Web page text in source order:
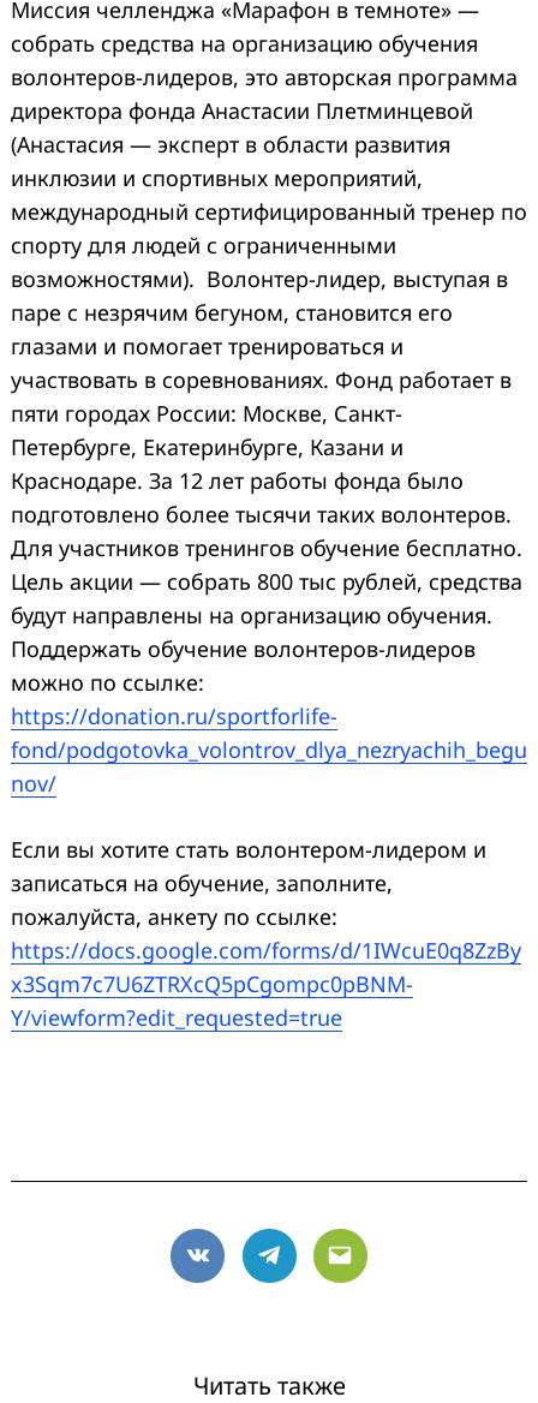
Миссия челленджа «Марафон в темноте» —
собрать средства на организацию обучения
волонтеров-лидеров, это авторская программа
директора фонда Анастасии Плетминцевой
(Анастасия — эксперт в области развития
инклюзии и спортивных мероприятий,
международный сертифицированный тренер по
спорту для людей с ограниченными
возможностями). Волонтер-лидер, выступая в
паре с незрячим бегуном, становится его
глазами и помогает тренироваться и
участвовать в соревнованиях. Фонд работает в
пяти городах России: Москве, Санкт-
Петербурге, Екатеринбурге, Казани и
Краснодаре. За 12 лет работы фонда было
подготовлено более тысячи таких волонтеров.
Для участников тренингов обучение бесплатно.
Цель акции — собрать 800 тыс рублей, средства
будут направлены на организацию обучения.
Поддержать обучение волонтеров-лидеров
можно по ссылке:
https://donation.ru/sportforlife-
fond/podgotovka_volontrov_dlya_nezryachih_begu
nov/
Если вы хотите стать волонтером-лидером и
записаться на обучение, заполните,
пожалуйста, анкету по ссылке:
https://docs.google.com/forms/d/1IWcuE0q8ZzBy
x3Sqm7c7U6ZTRXcQ5pCgompc0pBNM-
Y/viewform?edit_requested=true
VK Telegram
Email
Читать также
Search